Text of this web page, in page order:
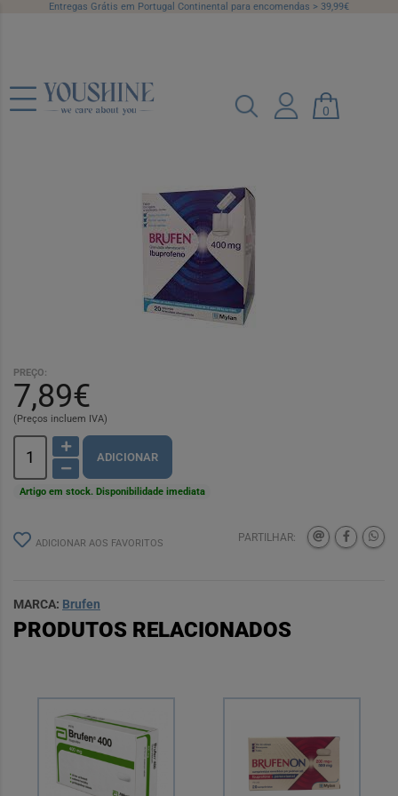
Entregas Grátis em Portugal Continental para encomendas > 39,99€
0
Brufen , 400 mg 20 Saqueta Granul
PREÇO:
7,89€
(Preços incluem IVA)
ADICIONAR
Artigo em stock. Disponibilidade imediata
ADICIONAR AOS FAVORITOS PARTILHAR:
MARCA: Brufen
PRODUTOS RELACIONADOS